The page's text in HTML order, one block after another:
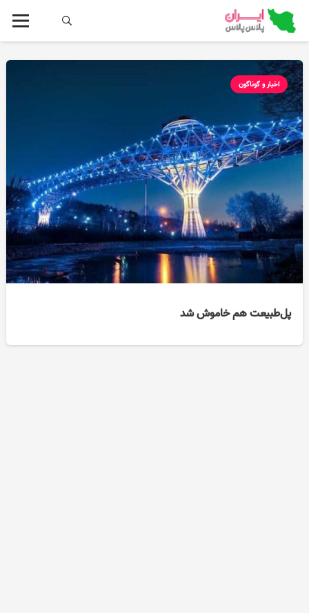
اخبار و گوناگون
پل‌طبیعت هم خاموش شد